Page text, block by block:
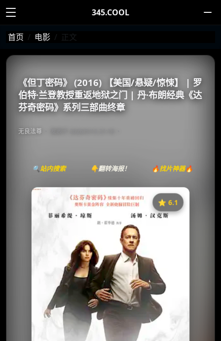
345.COOL
首页 电影 正文
《但丁密码》 (2016) 【美国/悬疑/惊悚】 | 罗
伯特·兰登教授重返地狱之门 | 丹·布朗经典《达
芬奇密码》系列三部曲终章
无良法尊
🔍站内搜索 👇翻转海报！ 🔥找片神器🔥
⭐️ 6.1
《但丁密码》
⭐
收藏
⭐️ 评分：6.1 | 🎬 2016年
夸克网盘
百度网盘